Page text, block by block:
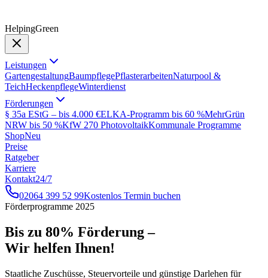
HelpingGreen
Leistungen
GartengestaltungBaumpflegePflasterarbeitenNaturpool &
TeichHeckenpflegeWinterdienst
Förderungen
§ 35a EStG – bis 4.000 €ELKA-Programm bis 60 %MehrGrün
NRW bis 50 %KfW 270 PhotovoltaikKommunale Programme
ShopNeu
Preise
Ratgeber
Karriere
Kontakt24/7
02064 399 52 99Kostenlos Termin buchen
Förderprogramme 2025
Bis zu 80% Förderung –
Wir helfen Ihnen!
Staatliche Zuschüsse, Steuervorteile und günstige Darlehen für